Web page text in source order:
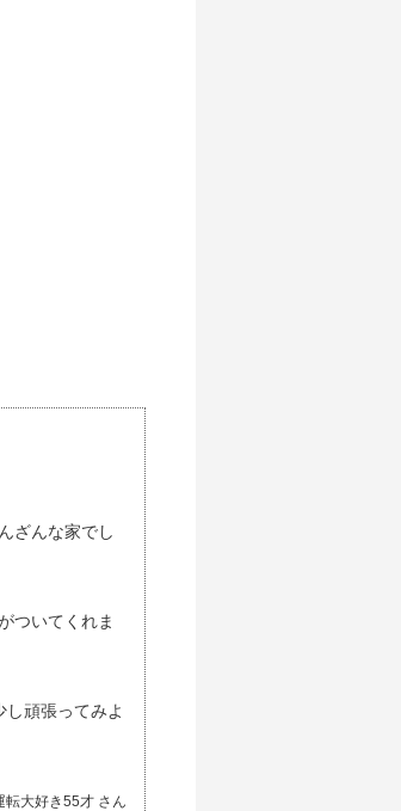
ざんな家でし
ついてくれま
頑張ってみよ
転大好き55才 さん